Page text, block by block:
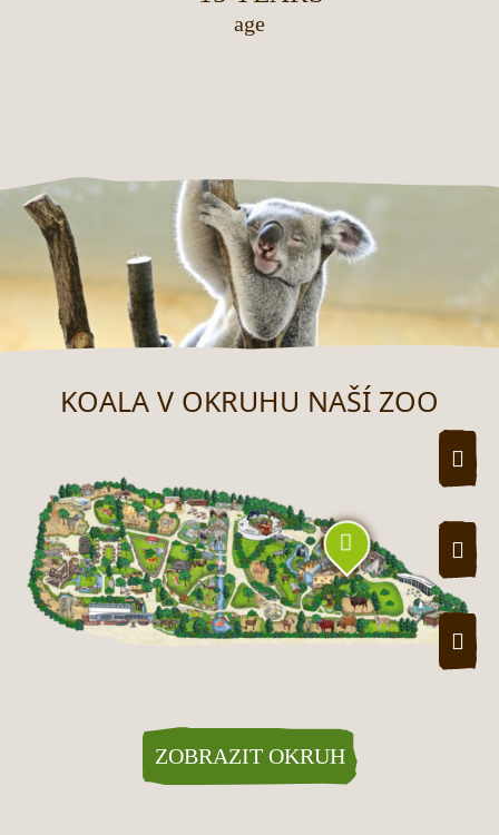
age
KOALA V OKRUHU NAŠÍ ZOO
ZOBRAZIT OKRUH